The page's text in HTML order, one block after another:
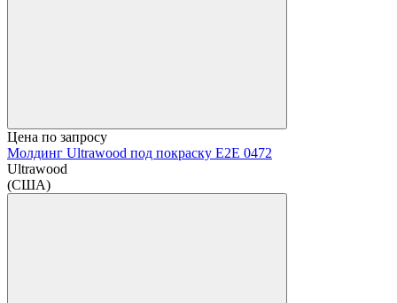
Цена по запросу
Молдинг Ultrawood под покраску E2E 0472
Ultrawood
(США)